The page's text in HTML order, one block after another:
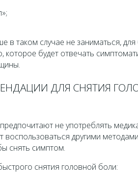
в таком случае не заниматься,
которое будет отвечать
ДЛЯ СНЯТИЯ
не употреблять
воспользоваться другими
снять симптом.
снятия головной боли: